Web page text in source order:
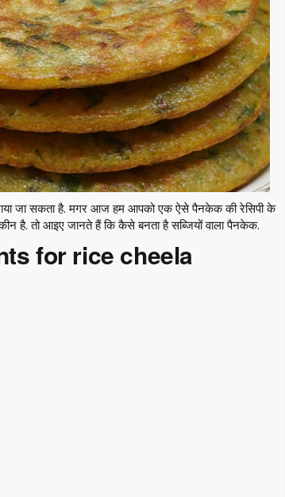
जा सकता है. मगर आज हम आपको एक ऐसे पैनकेक की रेसिपी के
है.तो आइए जानते हैं कि कैसे बनता है सब्जियों वाला पैनकेक.
for rice cheela